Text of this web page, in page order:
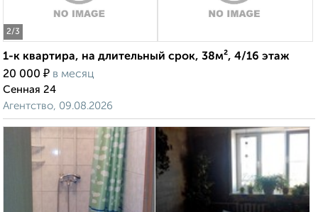
2/3
1-к квартира, на длительный срок, 38м², 4/16 этаж
20 000 ₽ в месяц
Сенная 24
Агентство, 09.08.2026